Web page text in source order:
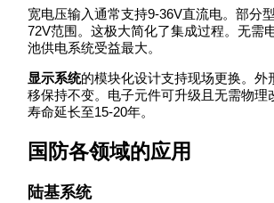
宽电压输入通常支持9-36V直流电。部分
72V范围。这极大简化了集成过程。无需
池供电系统受益最大。
显示系统的模块化设计支持现场更换。外
移保持不变。电子元件可升级且无需物理
寿命延长至15-20年。
国防各领域的应用
陆基系统